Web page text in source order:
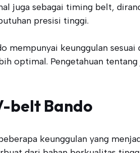
juga sebagai timing belt,
presisi tinggi.
mempunyai keunggulan
optimal. Pengetahuan
belt Bando
keunggulan yang